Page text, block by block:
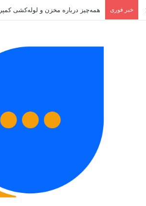
خبر فوری همه‌چیز درباره مخزن و لوله‌کشی